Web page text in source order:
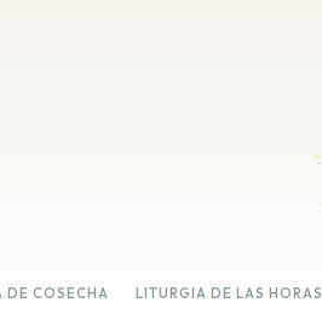
DE COSECHA LITURGIA DE LAS HORAS